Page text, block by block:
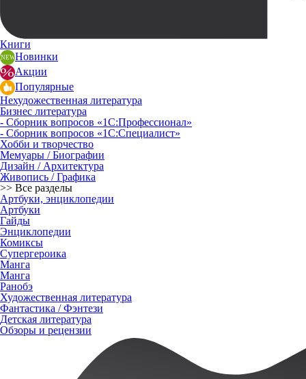
Книги
Новинки
Акции
Популярные
Нехудожественная литература
Бизнес литература
- Сборник вопросов «1С:Профессионал»
- Сборник вопросов «1С:Специалист»
Хобби и творчество
Мемуары / Биографии
Дизайн / Архитектура
Живопись / Графика
>> Все разделы
Артбуки, энциклопедии
Артбуки
Гайды
Энциклопедии
Комиксы
Супергероика
Манга
Манга
Ранобэ
Художественная литература
Фантастика / Фэнтези
Детская литература
Обзоры и рецензии